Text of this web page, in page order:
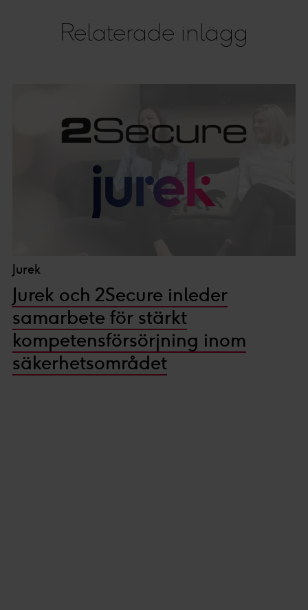
Relaterade inlägg
Jurek
Jurek och 2Secure inleder
samarbete för stärkt
kompetensförsörjning inom
säkerhetsområdet